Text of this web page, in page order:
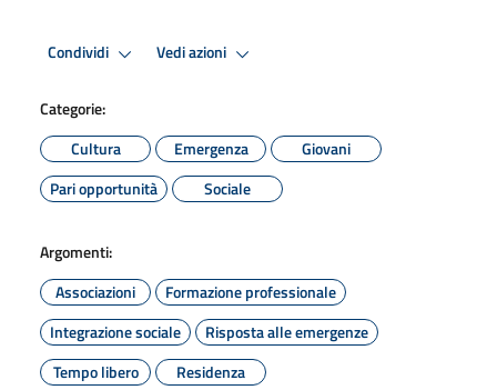
Condividi Vedi azioni
Categorie:
Cultura
Emergenza
Giovani
Pari opportunità
Sociale
Argomenti:
Associazioni
Formazione professionale
Integrazione sociale
Risposta alle emergenze
Tempo libero
Residenza